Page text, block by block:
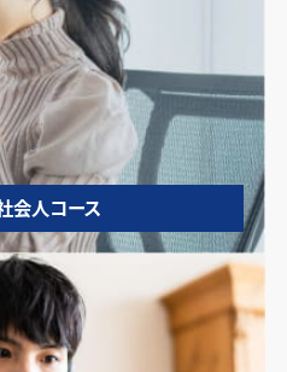
会人コース